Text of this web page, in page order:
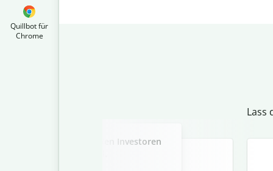
Quillbot für
Chrome
Lass
E-Mail, in der potenziellen Investoren